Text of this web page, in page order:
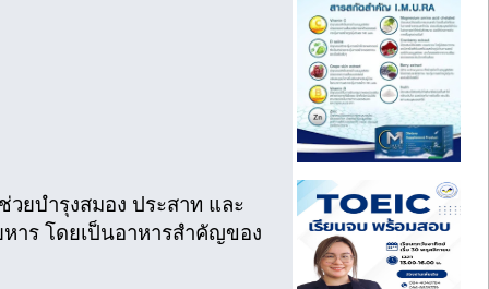
ยบำรุงสมอง ประสาท และ
าร โดยเป็นอาหารสำคัญของ